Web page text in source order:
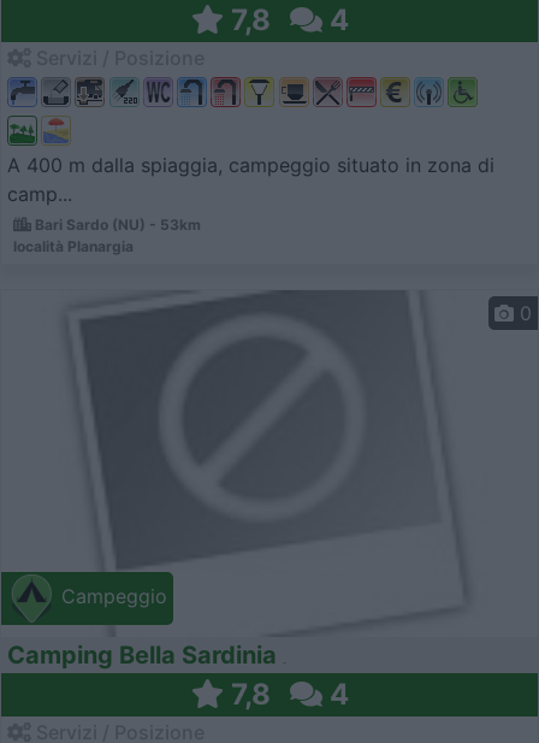
7,8 4
A 400 m dalla spiaggia, campeggio situato in zona di
camp...
Bari Sardo (NU) - 53km
località Planargia
Campeggio
0
Camping Bella Sardinia
7,8 4